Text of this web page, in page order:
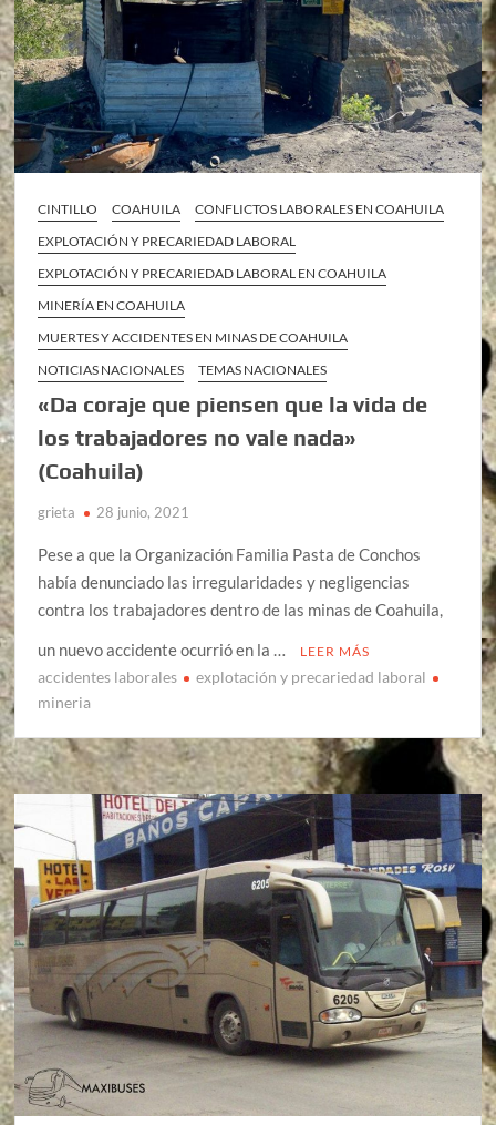
CINTILLO COAHUILA
CONFLICTOS LABORALES EN COAHUILA
EXPLOTACIÓN Y PRECARIEDAD LABORAL
EXPLOTACIÓN Y PRECARIEDAD LABORAL EN COAHUILA
MINERÍA EN COAHUILA
MUERTES Y ACCIDENTES EN MINAS DE COAHUILA
NOTICIAS NACIONALES
TEMAS NACIONALES
«Da coraje que piensen que la vida de
los trabajadores no vale nada»
(Coahuila)
grieta 28 junio, 2021
Pese a que la Organización Familia Pasta de Conchos
había denunciado las irregularidades y negligencias
contra los trabajadores dentro de las minas de Coahuila,
un nuevo accidente ocurrió en la …
LEER MÁS
accidentes laborales
explotación y precariedad laboral
mineria